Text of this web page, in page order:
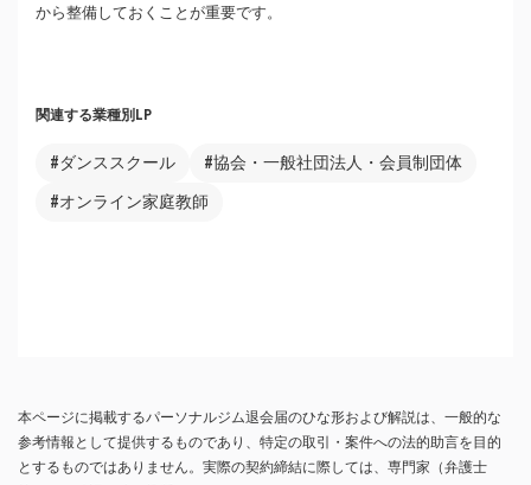
から整備しておくことが重要です。
関連する業種別LP
#ダンススクール #協会・一般社団法人・会員制団体
#オンライン家庭教師
本ページに掲載するパーソナルジム退会届のひな形および解説は、一般的な
参考情報として提供するものであり、特定の取引・案件への法的助言を目的
とするものではありません。実際の契約締結に際しては、専門家（弁護士